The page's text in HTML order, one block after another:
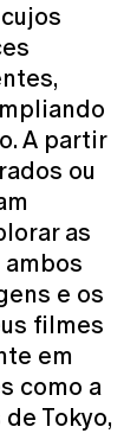
A partir
ou
as
e os
filmes
em
como a
Tokyo,